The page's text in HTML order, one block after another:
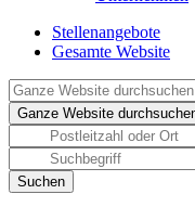
Stellenangebote
Gesamte Website